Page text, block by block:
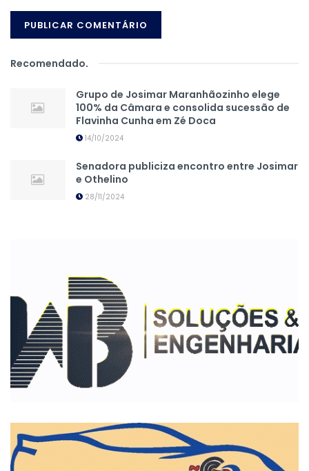
Recomendado.
Grupo de Josimar Maranhãozinho elege
100% da Câmara e consolida sucessão de
Flavinha Cunha em Zé Doca
14/10/2024
Senadora publiciza encontro entre Josimar
e Othelino
28/11/2024